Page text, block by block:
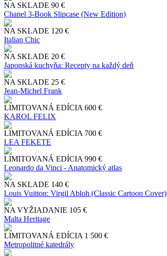
NA SKLADE 90 €
Chanel 3-Book Slipcase (New Edition)
NA SKLADE 120 €
Italian Chic
NA SKLADE 20 €
Japonská kuchyňa: Recepty na každý deň
NA SKLADE 25 €
Jean-Michel Frank
LIMITOVANÁ EDÍCIA 600 €
KAROL FELIX
LIMITOVANÁ EDÍCIA 700 €
LEA FEKETE
LIMITOVANÁ EDÍCIA 990 €
Leonardo da Vinci - Anatomický atlas
NA SKLADE 140 €
Louis Vuitton: Virgil Abloh (Classic Cartoon Cover)
NA VYŽIADANIE 105 €
Malta Heritage
LIMITOVANÁ EDÍCIA 1 500 €
Metropolitné katedrály